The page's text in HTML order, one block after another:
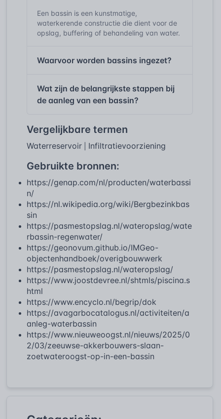
Een bassin is een kunstmatige,
waterkerende constructie die dient voor de
opslag, buffering of behandeling van water.
Waarvoor worden bassins ingezet?
Wat zijn de belangrijkste stappen bij
de aanleg van een bassin?
Vergelijkbare termen
Waterreservoir Infiltratievoorziening
Gebruikte bronnen:
https://genap.com/nl/producten/waterbassi
n/
https://nl.wikipedia.org/wiki/Bergbezinkbas
sin
https://pasmestopslag.nl/wateropslag/wate
rbassin-regenwater/
https://geonovum.github.io/IMGeo-
objectenhandboek/overigbouwwerk
https://pasmestopslag.nl/wateropslag/
https://www.joostdevree.nl/shtmls/piscina.s
html
https://www.encyclo.nl/begrip/dok
https://avagarbocatalogus.nl/activiteiten/a
anleg-waterbassin
https://www.nieuweoogst.nl/nieuws/2025/0
2/03/zeeuwse-akkerbouwers-slaan-
zoetwateroogst-op-in-een-bassin